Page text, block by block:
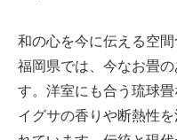
和の心を今に伝える空間
福岡県では、今なお畳
す。洋室にも合う琉球畳
イグサの香りや断熱性